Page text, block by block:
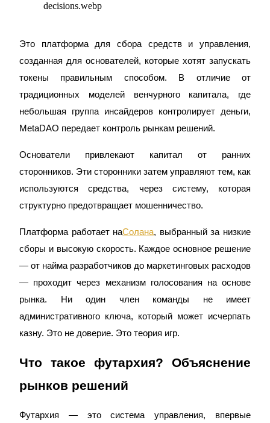
Анализ больших данных, включая торговую информацию
Руководство для начинающих по фьючерсам
Торговые стратегии
Заработок
Это платформа для сбора средств и управления,
созданная для основателей, которые хотят запускать
токены правильным способом. В отличие от
традиционных моделей венчурного капитала, где
небольшая группа инсайдеров контролирует деньги,
MetaDAO передает контроль рынкам решений.
Основатели привлекают капитал от ранних
сторонников. Эти сторонники затем управляют тем, как
используются средства, через систему, которая
структурно предотвращает мошенничество.
Платформа работает наСолана, выбранный за низкие
сборы и высокую скорость. Каждое основное решение
— от найма разработчиков до маркетинговых расходов
— проходит через механизм голосования на основе
рынка. Ни один член команды не имеет
административного ключа, который может исчерпать
казну. Это не доверие. Это теория игр.
Что такое футархия? Объяснение
рынков решений
Футархия — это система управления, впервые